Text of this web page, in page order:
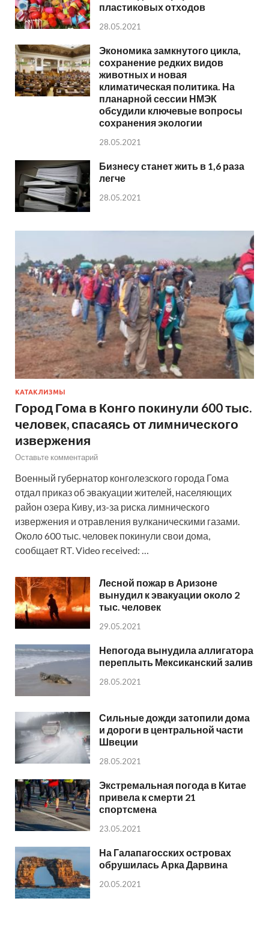
пластиковых отходов
28.05.2021
Экономика замкнутого цикла,
сохранение редких видов
животных и новая
климатическая политика. На
планарной сессии НМЭК
обсудили ключевые вопросы
сохранения экологии
28.05.2021
Бизнесу станет жить в 1,6 раза
легче
28.05.2021
КАТАКЛИЗМЫ
Город Гома в Конго покинули 600 тыс.
человек, спасаясь от лимнического
извержения
Оставьте комментарий
Военный губернатор конголезского города Гома
отдал приказ об эвакуации жителей, населяющих
район озера Киву, из-за риска лимнического
извержения и отравления вулканическими газами.
Около 600 тыс. человек покинули свои дома,
сообщает RT. Video received: …
Лесной пожар в Аризоне
вынудил к эвакуации около 2
тыс. человек
29.05.2021
Непогода вынудила аллигатора
переплыть Мексиканский залив
28.05.2021
Сильные дожди затопили дома
и дороги в центральной части
Швеции
28.05.2021
Экстремальная погода в Китае
привела к смерти 21
спортсмена
23.05.2021
На Галапагосских островах
обрушилась Арка Дарвина
20.05.2021